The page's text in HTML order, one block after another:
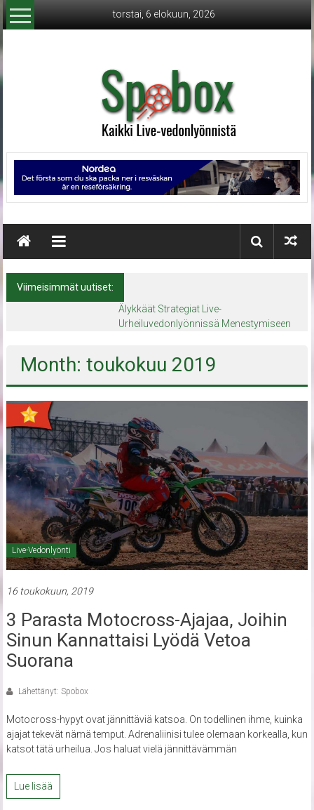
Skip
to
torstai, 6 elokuun, 2026
Spobox
Kaikki
live-
Viimeisimmät uutiset:
Älykkäät Strategiat Live-
Urheiluvedonlyönnissä Menestymiseen
Month: toukokuu 2019
Live-Vedonlyönti
16 toukokuun, 2019
3 Parasta Motocross-Ajajaa, Joihin
Sinun Kannattaisi Lyödä Vetoa
Suorana
Lähettänyt: Spobox
Motocross-hypyt ovat jännittäviä katsoa. On todellinen ihme, kuinka
ajajat tekevät nämä temput. Adrenaliinisi tulee olemaan korkealla, kun
katsot tätä urheilua. Jos haluat vielä jännittävämmän
Lue lisää